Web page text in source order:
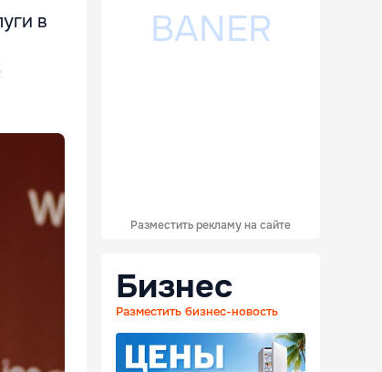
в
Разместить рекламу на сайте
Бизнес
Разместить бизнес-новость